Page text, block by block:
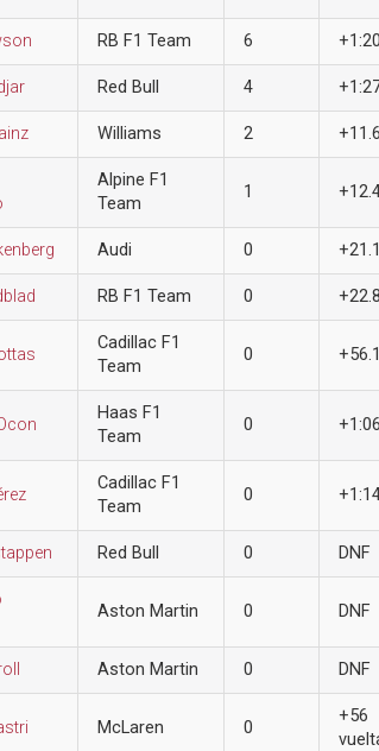
RB F1 Team 6
Red Bull 4
Williams 2
Alpine F1
Team
1
Audi 0
RB F1 Team 0
Cadillac F1
Team
0
Haas F1
Team
0
Cadillac F1
Team
0
Red Bull 0 DNF
Aston Martin 0 DNF
Aston Martin 0 DNF
McLaren 0
+56